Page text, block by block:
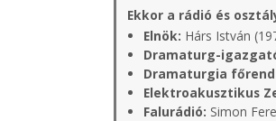
Ekkor a rádió és
Elnök: Hárs István
Dramaturg-
Dramaturgia
Elektroakusztikus
Falurádió: Simon